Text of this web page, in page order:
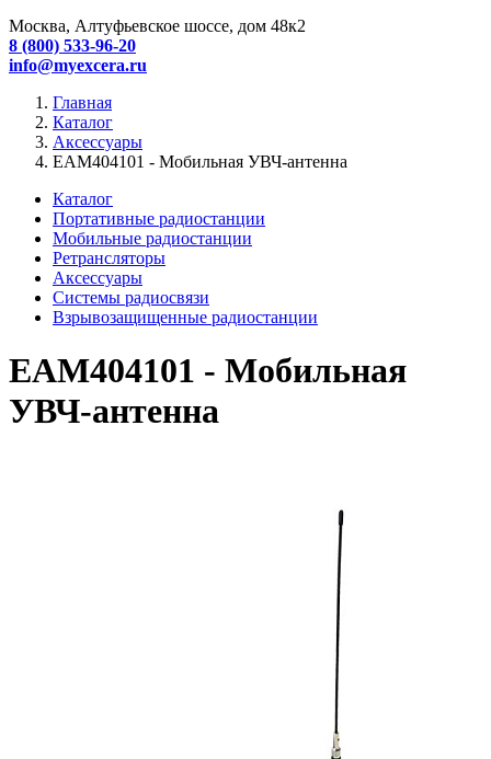
Москва, Алтуфьевское шоссе, дом 48к2
8 (800) 533-96-20
info@myexcera.ru
Главная
Каталог
Аксессуары
EAM404101 - Мобильная УВЧ-антенна
Каталог
Портативные радиостанции
Мобильные радиостанции
Ретрансляторы
Аксессуары
Системы радиосвязи
Взрывозащищенные радиостанции
EAM404101 - Мобильная
УВЧ-антенна